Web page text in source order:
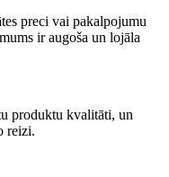
preci vai pakalpojumu
ir augoša un lojāla
produktu kvalitāti, un
reizi.